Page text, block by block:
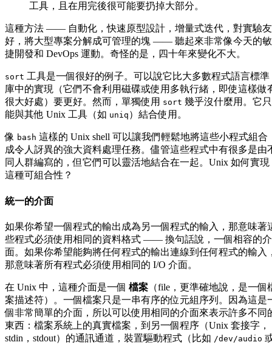
工具，且在用完後很可能要扔掉大部分。
這種方法 —— 自動化，快速原型設計，增量式迭代，對實驗友
好，將大型專案分解成可管理的塊 —— 聽起來非常像今天的敏
捷開發和 DevOps 運動。奇怪的是，四十年來變化不大。
sort 工具是一個很好的例子。可以說它比大多數程式語言標準
庫中的實現（它們不會利用磁碟或使用多執行緒，即使這樣做
很大好處）要更好。然而，單獨使用 sort 幾乎沒什麼用。它只
能與其他 Unix 工具（如 uniq ）結合使用。
像 bash 這樣的 Unix shell 可以讓我們輕鬆地將這些小程式組合
成令人訝異的強大資料處理任務。儘管這些程式中有很多是由
同人群編寫的，但它們可以靈活地結合在一起。Unix 如何實現
這種可組合性？
統一的介面
如果你希望一個程式的輸出成為另一個程式的輸入，那意味著
些程式必須使用相同的資料格式 —— 換句話說，一個相容的介
面。如果你希望能夠將任何程式的輸出連線到任何程式的輸入
那意味著所有程式必須使用相同的 I/O 介面。
在 Unix 中，這種介面是一個 檔案 （file，更準確地說，是一個
案描述符）。一個檔案只是一串有序的位元組序列。因為這是
個非常簡單的介面，所以可以使用相同的介面來表示許多不同
東西：檔案系統上的真實檔案，到另一個程序（Unix 套接字，
stdin，stdout）的通訊通道，裝置驅動程式（比如 /dev/audio